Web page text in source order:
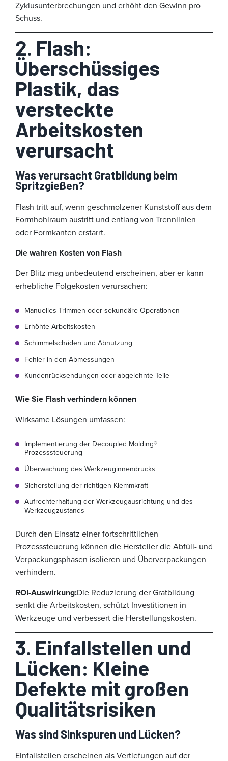
Zyklusunterbrechungen und erhöht den Gewinn pro
Schuss.
2. Flash:
Überschüssiges
Plastik, das
versteckte
Arbeitskosten
verursacht
Was verursacht Gratbildung beim
Spritzgießen?
Flash tritt auf, wenn geschmolzener Kunststoff aus dem
Formhohlraum austritt und entlang von Trennlinien
oder Formkanten erstarrt.
Die wahren Kosten von Flash
Der Blitz mag unbedeutend erscheinen, aber er kann
erhebliche Folgekosten verursachen:
Manuelles Trimmen oder sekundäre Operationen
Erhöhte Arbeitskosten
Schimmelschäden und Abnutzung
Fehler in den Abmessungen
Kundenrücksendungen oder abgelehnte Teile
Wie Sie Flash verhindern können
Wirksame Lösungen umfassen:
Implementierung der Decoupled Molding®
Prozesssteuerung
Überwachung des Werkzeuginnendrucks
Sicherstellung der richtigen Klemmkraft
Aufrechterhaltung der Werkzeugausrichtung und des
Werkzeugzustands
Durch den Einsatz einer fortschrittlichen
Prozesssteuerung können die Hersteller die Abfüll- und
Verpackungsphasen isolieren und Überverpackungen
verhindern.
ROI-Auswirkung:Die Reduzierung der Gratbildung
senkt die Arbeitskosten, schützt Investitionen in
Werkzeuge und verbessert die Herstellungskosten.
3. Einfallstellen und
Lücken: Kleine
Defekte mit großen
Qualitätsrisiken
Was sind Sinkspuren und Lücken?
Einfallstellen erscheinen als Vertiefungen auf der